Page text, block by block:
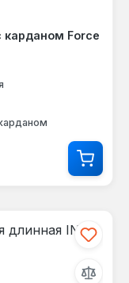
карданом Force